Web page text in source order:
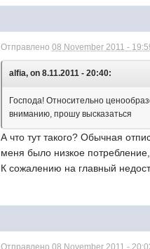
Отправлено08 November 2011 -
alfia, on 8.11.2011 - 20:40:
Господа! Относительно
вниманию, прошу высказаться
А что тут такого? Обычная
меня было низкое
К сожалению на главный